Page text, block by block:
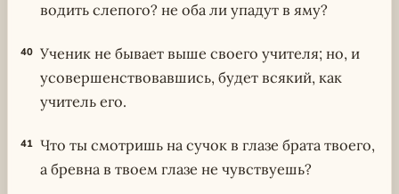
водить слепого? не оба ли упадут в яму?
40 Ученик не бывает выше своего учителя; но, и
усовершенствовавшись, будет всякий, как
учитель его.
41 Что ты смотришь на сучок в глазе брата твоего,
а бревна в твоем глазе не чувствуешь?